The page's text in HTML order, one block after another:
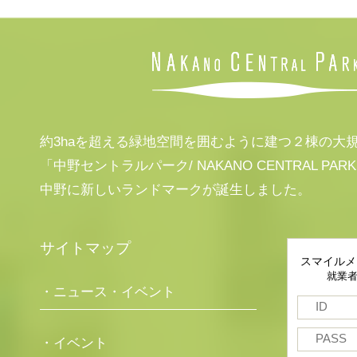
約3haを超える緑地空間を囲むように建つ２棟の大
「中野セントラルパーク/ NAKANO CENTRAL
中野に新しいランドマークが誕生しました。
サイトマップ
・ニュース・イベント
・イベント
スマイル
就業